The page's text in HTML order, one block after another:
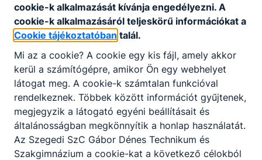
Partnereink
cookie-k alkalmazását kívánja engedélyezni. A
cookie-k alkalmazásáról teljeskörű információkat a
Cookie tájékoztatóban talál.
Mi az a cookie? A cookie egy kis fájl, amely akkor
kerül a számítógépre, amikor Ön egy webhelyet
látogat meg. A cookie-k számtalan funkcióval
rendelkeznek. Többek között információt gyűjtenek,
megjegyzik a látogató egyéni beállításait és
általánosságban megkönnyítik a honlap használatát.
Az Szegedi SzC Gábor Dénes Technikum és
Szakgimnázium a cookie-kat a következő célokból